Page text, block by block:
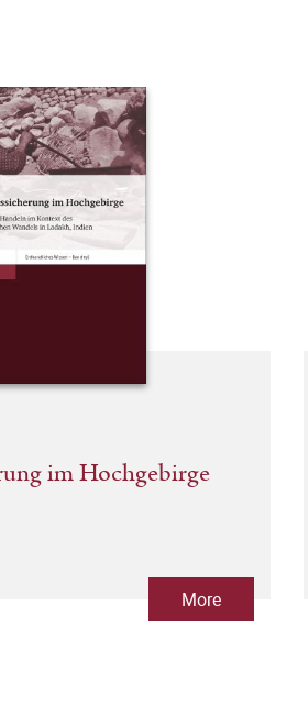
im Hochgebirge
More